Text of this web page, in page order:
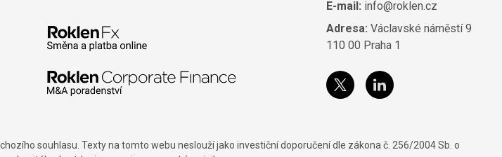
E-mail: info@roklen.cz
Adresa: Václavské náměstí 9
110 00 Praha 1
souhlasu. Texty na tomto webu neslouží jako investiční doporučení dle zákona č. 256/2004 Sb. o